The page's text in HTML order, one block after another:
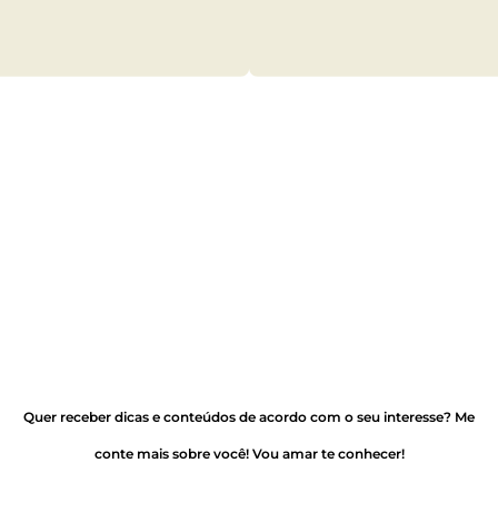
Quer receber dicas e conteúdos de acordo com o seu interesse? Me
conte mais sobre você! Vou amar te conhecer!